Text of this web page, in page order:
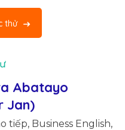
thử
Abatayo
Jan)
tiếp, Business English,